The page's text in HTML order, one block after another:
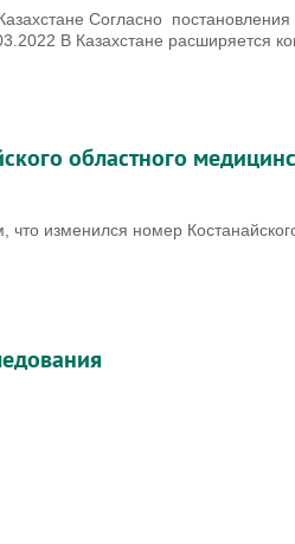
Согласно постановления
В Казахстане расширяется
областного
изменился номер